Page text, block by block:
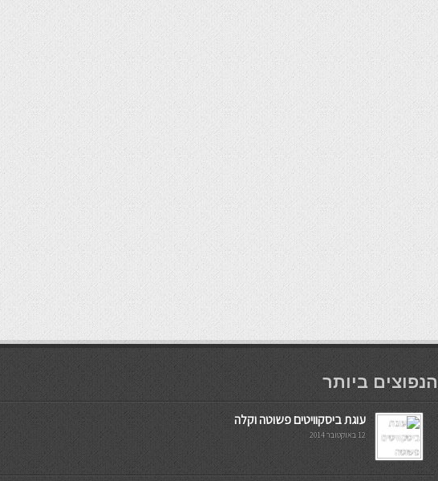
мостбет кг
הנפוצים ביותר
עוגת ביסקוויטים פשוטה וקלה
12 באוקטובר 2014